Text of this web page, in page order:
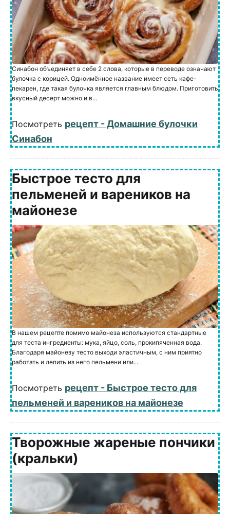
Синабон объединяет в себе 2 слова, которые в переводе означают
булочка с корицей. Одноимённое название имеет сеть кафе-
пекарен, где такая булочка является главным блюдом. Приготовить
вкусный десерт можно и в...
Посмотреть рецепт - Домашние булочки
Синабон
Быстрое тесто для
пельменей и вареников на
майонезе
В нашем рецепте помимо майонеза используются стандартные
для теста ингредиенты: мука, яйцо, соль, прокипяченная вода.
Благодаря майонезу тесто выходи эластичным, с ним приятно
работать и лепить из него пельмени или...
Посмотреть рецепт - Быстрое тесто для
пельменей и вареников на майонезе
Творожные жареные пончики
(кральки)